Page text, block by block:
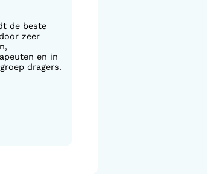
de beste
zeer
en in
dragers.